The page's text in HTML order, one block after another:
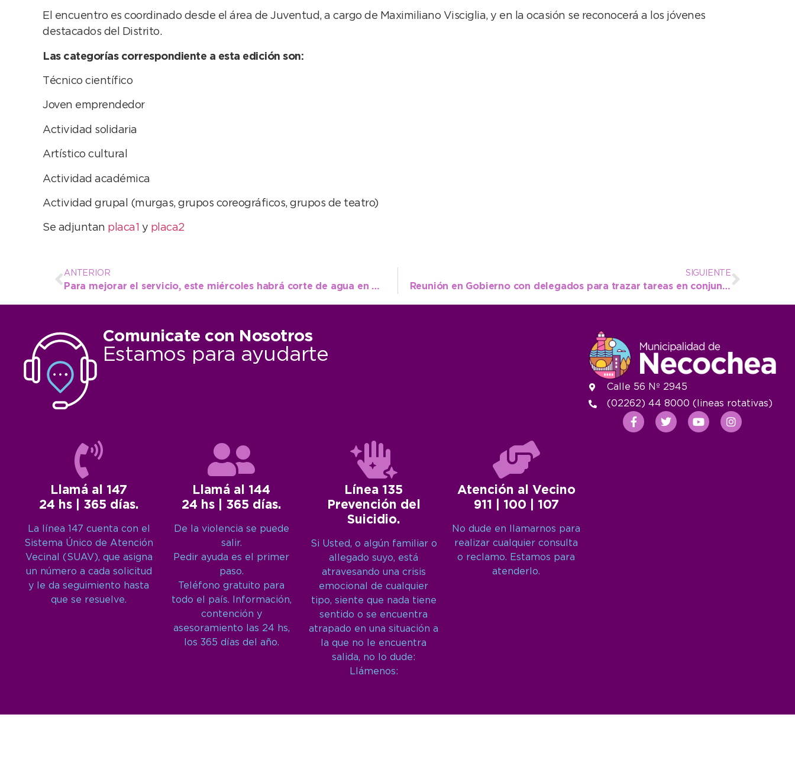
El encuentro es coordinado desde el área de Juventud, a cargo de Maximiliano Visciglia, y en la ocasión se reconocerá a los jóvenes
destacados del Distrito.
Las categorías correspondiente a esta edición son:
Técnico científico
Joven emprendedor
Actividad solidaria
Artístico cultural
Actividad académica
Actividad grupal (murgas, grupos coreográficos, grupos de teatro)
Se adjuntan placa1 y placa2
ANTERIOR
Para mejorar el servicio, este miércoles habrá corte de agua en 9 de Julio
SIGUIENTE
Reunión en Gobierno con delegados para trazar tareas en conjunto
Comunicate con Nosotros
Estamos para ayudarte
Llamá al 147
24 hs | 365 días.
La línea 147 cuenta con el
Sistema Único de Atención
Vecinal (SUAV), que asigna
un número a cada solicitud
y le da seguimiento hasta
que se resuelve.
Llamá al 144
24 hs | 365 días.
De la violencia se puede
salir.
Pedir ayuda es el primer
paso.
Teléfono gratuito para
todo el país. Información,
contención y
asesoramiento las 24 hs,
los 365 días del año.
Línea 135
Prevención del
Suicidio.
Si Usted, o algún familiar o
allegado suyo, está
atravesando una crisis
emocional de cualquier
tipo, siente que nada tiene
sentido o se encuentra
atrapado en una situación a
la que no le encuentra
salida, no lo dude:
Llámenos:
Atención al Vecino
911 | 100 | 107
No dude en llamarnos para
realizar cualquier consulta
o reclamo. Estamos para
atenderlo.
Calle 56 Nº 2945
(02262) 44 8000 (lineas rotativas)